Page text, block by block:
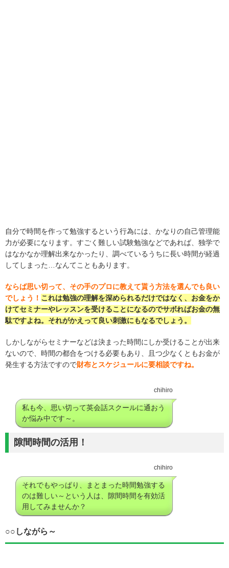
自分で時間を作って勉強するという行為には、かなりの自己管理能
力が必要になります。すごく難しい試験勉強などであれば、独学で
はなかなか理解出来なかったり、調べているうちに長い時間が経過
してしまった…なんてこともあります。
ならば思い切って、その手のプロに教えて貰う方法を選んでも良い
でしょう！ これは勉強の理解を深められるだけではなく、お金をか
けてセミナーやレッスンを受けることになるのでサボればお金の無
駄ですよね。それがかえって良い刺激にもなるでしょう。
しかしながらセミナーなどは決まった時間にしか受けることが出来
ないので、時間の都合をつける必要もあり、且つ少なくともお金が
発生する方法ですので財布とスケジュールに要相談ですね。
chihiro
私も今、思い切って英会話スクールに通おう
か悩み中です～。
隙間時間の活用！
chihiro
それでもやっぱり、まとまった時間勉強する
のは難しい～という人は、隙間時間を有効活
用してみませんか？
○○しながら～